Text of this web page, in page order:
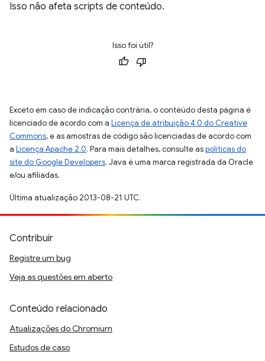
Isso não afeta scripts de conteúdo.
Isso foi útil?
Exceto em caso de indicação contrária, o conteúdo desta página é
licenciado de acordo com a Licença de atribuição 4.0 do Creative
Commons, e as amostras de código são licenciadas de acordo com
a Licença Apache 2.0. Para mais detalhes, consulte aspolíticas do
site do Google Developers. Java é uma marca registrada da Oracle
e/ou afiliadas.
Última atualização 2013-08-21 UTC.
Contribuir
Registre um bug
Veja as questões em aberto
Conteúdo relacionado
Atualizações do Chromium
Estudos de caso